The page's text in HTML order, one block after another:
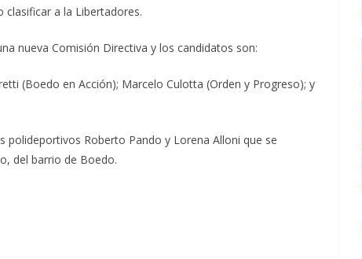
a la Libertadores.
nueva Comisión Directiva y los candidatos son:
(Boedo en Acción); Marcelo Culotta (Orden y Progreso); y
polideportivos Roberto Pando y Lorena Alloni que se
del barrio de Boedo.